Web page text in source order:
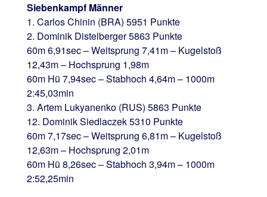
Siebenkampf Männer
1. Carlos Chinin (BRA) 5951 Punkte
2. Dominik Distelberger 5863 Punkte
60m 6,91sec – Weitsprung 7,41m – Kugelstoß
12,43m – Hochsprung 1,98m
60m Hü 7,94sec – Stabhoch 4,64m – 1000m
2:45,03min
3. Artem Lukyanenko (RUS) 5863 Punkte
12. Dominik Siedlaczek 5310 Punkte
60m 7,17sec – Weitsprung 6,81m – Kugelstoß
12,63m – Hochsprung 2,01m
60m Hü 8,26sec – Stabhoch 3,94m – 1000m
2:52,25min